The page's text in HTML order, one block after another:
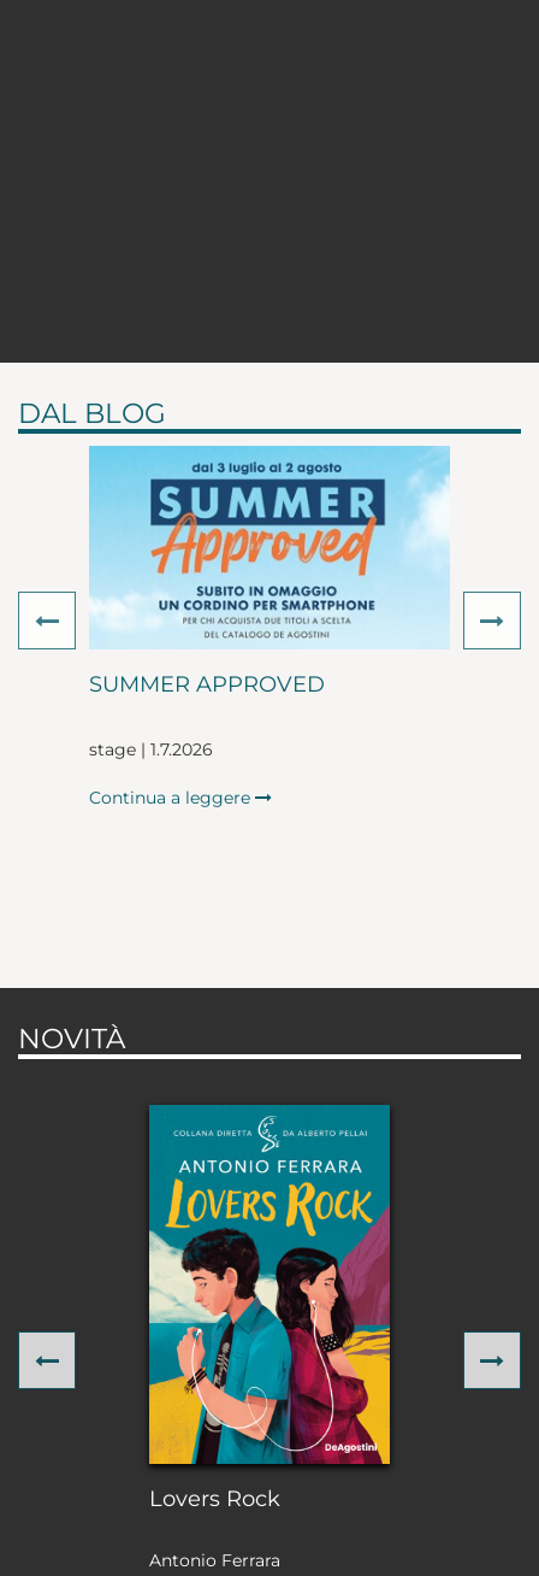
DAL BLOG
SUMMER APPROVED
stage | 1.7.2026
Continua a leggere
Previous
NOVITÀ
Lovers Rock
Antonio Ferrara
Previous